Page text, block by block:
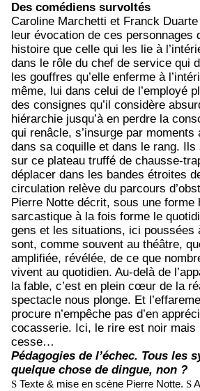
Des comédiens survoltés
Caroline Marchetti et Franck
leur évocation de ces personnages
histoire que celle qui les lie à
dans le rôle du chef de service qui
les gouffres qu’elle enferme à
même, lui dans celui de l’employé
des consignes qu’il considère
hiérarchie jusqu’à en perdre la
qui renâcle, s’insurge par moments
dans sa coquille et dans le rang. Ils
sur ce plateau truffé de chausse-
déplacer dans les bandes étroites
circulation relève du parcours
Pierre Notte décrit, sous une forme
sarcastique à la fois forme le
gens et les situations, ici poussées
sont, comme souvent au théâtre,
amplifiée, révélée, de ce que
vivent au quotidien. Au-delà de
la fable, c’est en plein cœur de la
spectacle nous plonge. Et
procure n’empêche pas d’en
cocasserie. Ici, le rire est noir mais
cesse…
Pédagogies de l’échec. Tous les
quelque chose de dingue, non ?
S Texte & mise en scène Pierre Notte. S